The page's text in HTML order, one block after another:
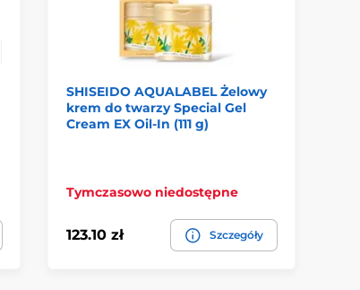
SHISEIDO AQUALABEL Żelowy
krem do twarzy Special Gel
Cream EX Oil-In (111 g)
Tymczasowo niedostępne
123.10 zł Szczegóły